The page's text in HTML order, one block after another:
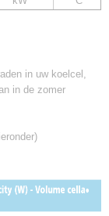
in uw koelcel,
in de zomer